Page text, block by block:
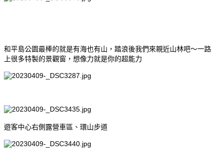
和平島公園最棒的就是有海也有山，踏浪後我們來親近山林吧～一路
上很多特製的景觀窗，想像力就是你的超能力
遊客中心右側露營車區、環山步道